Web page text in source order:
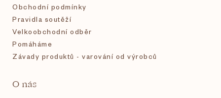
Obchodní podmínky
Pravidla soutěží
Velkoobchodní odběr
Pomáháme
Závady produktů - varování od výrobců
O nás